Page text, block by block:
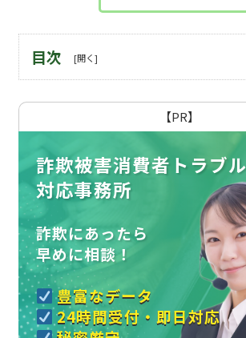
目次
【PR】
詐欺被害消費者トラブル
対応事務所
詐欺にあったら
早めに相談！
豊富なデータ
24時間受付・即日対応